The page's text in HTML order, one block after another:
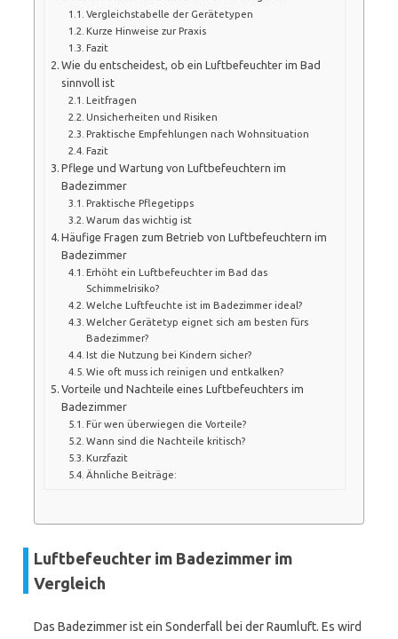
Vergleichstabelle der Gerätetypen
Kurze Hinweise zur Praxis
Fazit
Wie du entscheidest, ob ein Luftbefeuchter im Bad
sinnvoll ist
Leitfragen
Unsicherheiten und Risiken
Praktische Empfehlungen nach Wohnsituation
Fazit
Pflege und Wartung von Luftbefeuchtern im
Badezimmer
Praktische Pflegetipps
Warum das wichtig ist
Häufige Fragen zum Betrieb von Luftbefeuchtern im
Badezimmer
Erhöht ein Luftbefeuchter im Bad das
Schimmelrisiko?
Welche Luftfeuchte ist im Badezimmer ideal?
Welcher Gerätetyp eignet sich am besten fürs
Badezimmer?
Ist die Nutzung bei Kindern sicher?
Wie oft muss ich reinigen und entkalken?
Vorteile und Nachteile eines Luftbefeuchters im
Badezimmer
Für wen überwiegen die Vorteile?
Wann sind die Nachteile kritisch?
Kurzfazit
Ähnliche Beiträge:
Luftbefeuchter im Badezimmer im
Vergleich
Das Badezimmer ist ein Sonderfall bei der Raumluft. Es wird